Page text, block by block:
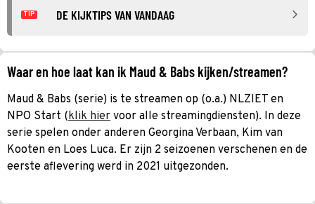
TIP DE KIJKTIPS VAN VANDAAG
Waar en hoe laat kan ik Maud & Babs kijken/streamen?
Maud & Babs (serie) is te streamen op (o.a.) NLZIET en
NPO Start (klik hier voor alle streamingdiensten). In deze
serie spelen onder anderen Georgina Verbaan, Kim van
Kooten en Loes Luca. Er zijn 2 seizoenen verschenen en de
eerste aflevering werd in 2021 uitgezonden.